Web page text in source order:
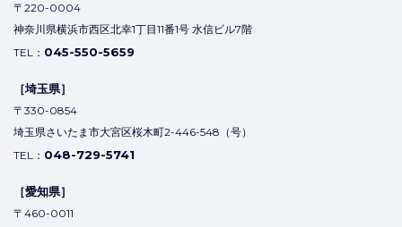
〒220-0004
神奈川県横浜市西区北幸1丁目11番1号 水信ビル7階
TEL： 045-550-5659
［埼玉県］
〒330-0854
埼玉県さいたま市大宮区桜木町2-446-548（号）
TEL： 048-729-5741
［愛知県］
〒460-0011